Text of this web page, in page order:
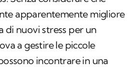
apparentemente migliore
di nuovi stress per un
a gestire le piccole
incontrare in una